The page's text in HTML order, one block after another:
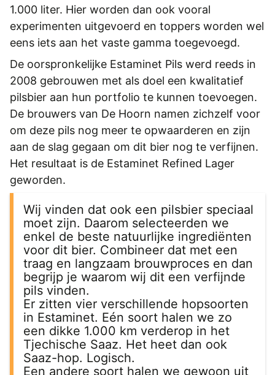
1.000 liter. Hier worden dan ook vooral
experimenten uitgevoerd en toppers worden wel
eens iets aan het vaste gamma toegevoegd.
De oorspronkelijke Estaminet Pils werd reeds in
2008 gebrouwen met als doel een kwalitatief
pilsbier aan hun portfolio te kunnen toevoegen.
De brouwers van De Hoorn namen zichzelf voor
om deze pils nog meer te opwaarderen en zijn
aan de slag gegaan om dit bier nog te verfijnen.
Het resultaat is de Estaminet Refined Lager
geworden.
Wij vinden dat ook een pilsbier speciaal
moet zijn. Daarom selecteerden we
enkel de beste natuurlijke ingrediënten
voor dit bier. Combineer dat met een
traag en langzaam brouwproces en dan
begrijp je waarom wij dit een verfijnde
pils vinden.
Er zitten vier verschillende hopsoorten
in Estaminet. Eén soort halen we zo
een dikke 1.000 km verderop in het
Tjechische Saaz. Het heet dan ook
Saaz-hop. Logisch.
Een andere soort halen we gewoon uit